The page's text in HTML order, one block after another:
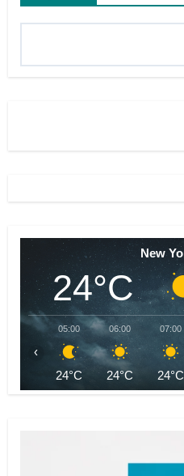
New
24°C
05:00
24°C
06:00
24°C
07:00
24°C
‹